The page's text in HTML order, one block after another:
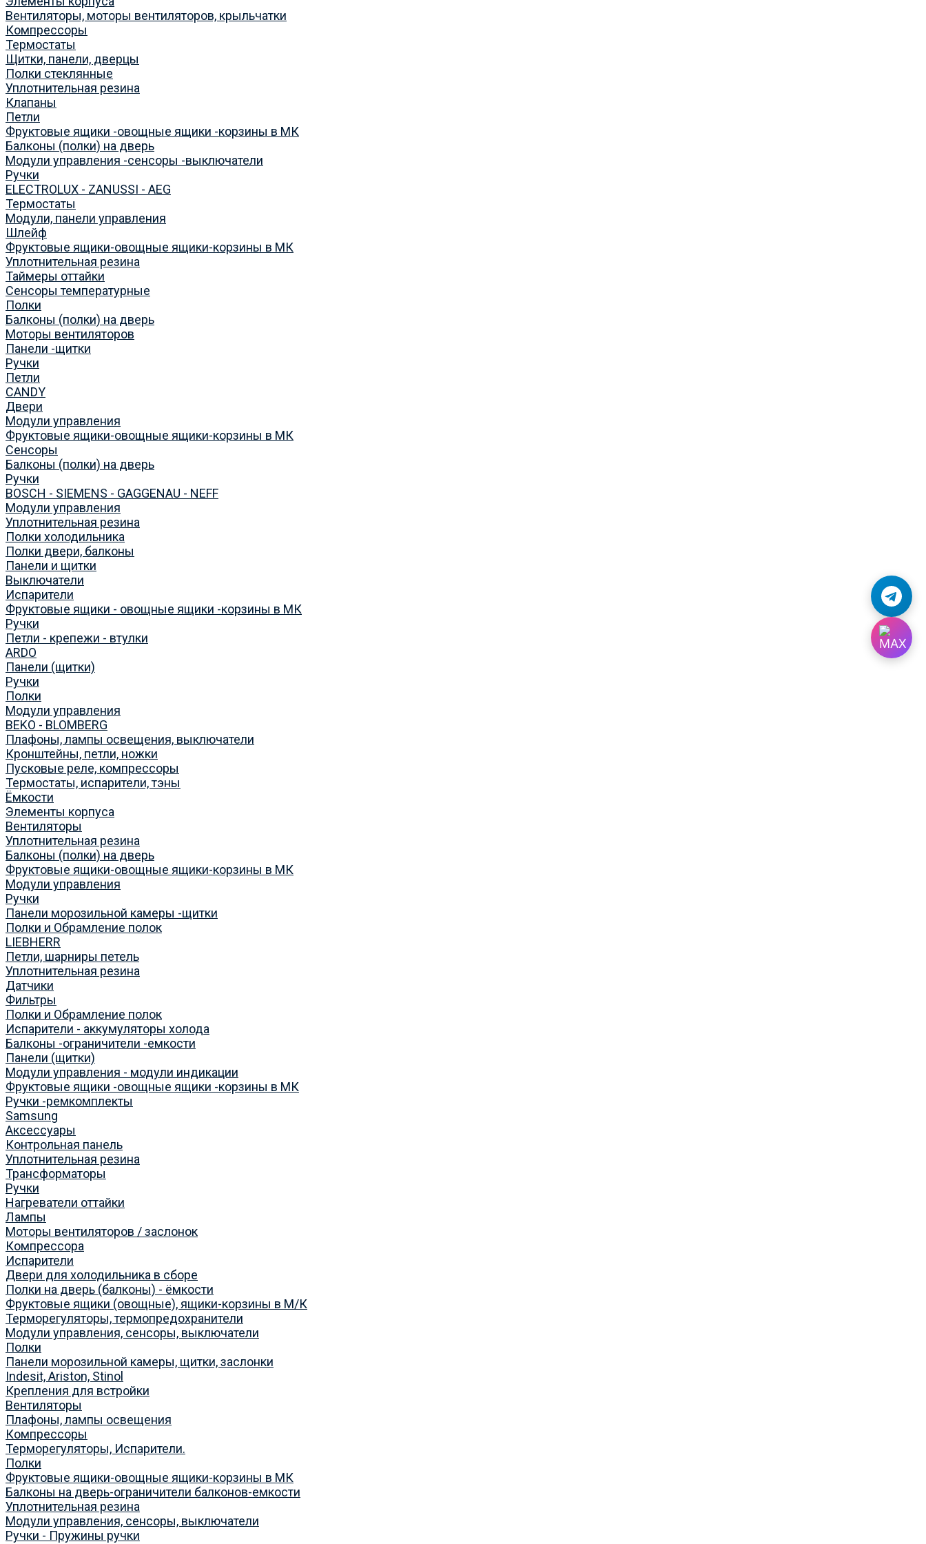
Вентиляторы, моторы вентиляторов, крыльчатки
Компрессоры
Термостаты
Щитки, панели, дверцы
Полки стеклянные
Уплотнительная резина
Клапаны
Петли
Фруктовые ящики -овощные ящики -корзины в МК
Балконы (полки) на дверь
Модули управления -сенсоры -выключатели
Ручки
ELECTROLUX - ZANUSSI - AEG
Термостаты
Модули, панели управления
Шлейф
Фруктовые ящики-овощные ящики-корзины в МК
Уплотнительная резина
Таймеры оттайки
Сенсоры температурные
Полки
Балконы (полки) на дверь
Моторы вентиляторов
Панели -щитки
Ручки
Петли
CANDY
Двери
Модули управления
Фруктовые ящики-овощные ящики-корзины в МК
Сенсоры
Балконы (полки) на дверь
Ручки
BOSCH - SIEMENS - GAGGENAU - NEFF
Модули управления
Уплотнительная резина
Полки холодильника
Полки двери, балконы
Панели и щитки
Выключатели
Испарители
Фруктовые ящики - овощные ящики -корзины в МК
Ручки
Петли - крепежи - втулки
ARDO
Панели (щитки)
Ручки
Полки
Модули управления
BEKO - BLOMBERG
Плафоны, лампы освещения, выключатели
Кронштейны, петли, ножки
Пусковые реле, компрессоры
Термостаты, испарители, тэны
Ёмкости
Элементы корпуса
Вентиляторы
Уплотнительная резина
Балконы (полки) на дверь
Фруктовые ящики-овощные ящики-корзины в МК
Модули управления
Ручки
Панели морозильной камеры -щитки
Полки и Обрамление полок
LIEBHERR
Петли, шарниры петель
Уплотнительная резина
Датчики
Фильтры
Полки и Обрамление полок
Испарители - аккумуляторы холода
Балконы -ограничители -емкости
Панели (щитки)
Модули управления - модули индикации
Фруктовые ящики -овощные ящики -корзины в МК
Ручки -ремкомплекты
Samsung
Аксессуары
Контрольная панель
Уплотнительная резина
Трансформаторы
Ручки
Нагреватели оттайки
Лампы
Моторы вентиляторов / заслонок
Компрессора
Испарители
Двери для холодильника в сборе
Полки на дверь (балконы) - ёмкости
Фруктовые ящики (овощные), ящики-корзины в М/К
Терморегуляторы, термопредохранители
Модули управления, сенсоры, выключатели
Полки
Панели морозильной камеры, щитки, заслонки
Indesit, Ariston, Stinol
Крепления для встройки
Вентиляторы
Плафоны, лампы освещения
Компрессоры
Терморегуляторы, Испарители.
Полки
Фруктовые ящики-овощные ящики-корзины в МК
Балконы на дверь-ограничители балконов-емкости
Уплотнительная резина
Модули управления, сенсоры, выключатели
Ручки - Пружины ручки